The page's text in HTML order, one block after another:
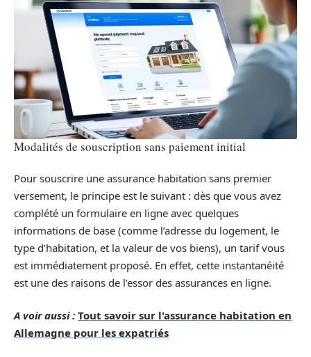
Modalités de souscription sans paiement initial
Pour souscrire une assurance habitation sans premier
versement, le principe est le suivant : dès que vous avez
complété un formulaire en ligne avec quelques
informations de base (comme l’adresse du logement, le
type d’habitation, et la valeur de vos biens), un tarif vous
est immédiatement proposé. En effet, cette instantanéité
est une des raisons de l’essor des assurances en ligne.
A voir aussi : Tout savoir sur l'assurance habitation en
Allemagne pour les expatriés